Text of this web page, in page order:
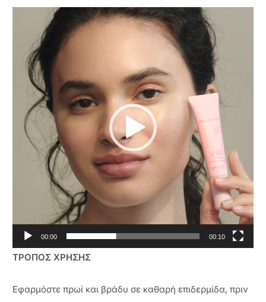
Πρόγραμμα
Αναπαραγωγής
Βίντεο
00:00 00:10
ΤΡΟΠΟΣ ΧΡΗΣΗΣ
Εφαρμόστε πρωί και βράδυ σε καθαρή επιδερμίδα, πριν